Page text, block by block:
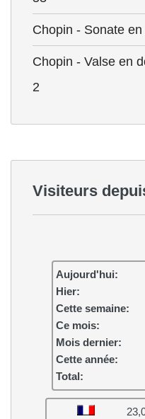
Chopin - Sonate
Chopin - Valse en
2
Visiteurs
Aujourd'hui:
Hier:
Cette semaine:
Ce mois:
Mois dernier:
Cette année:
Total: